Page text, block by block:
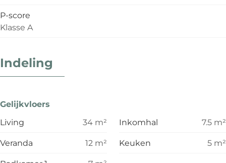
P-score
Klasse A
Indeling
Gelijkvloers
Living
34 m² Inkomhal 7.5 m²
Veranda
12 m² Keuken 5 m²